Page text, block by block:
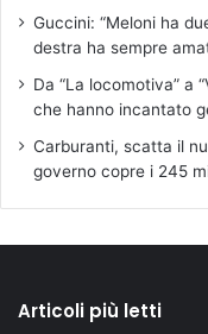
Guccini: “Meloni ha
destra ha sempre
Da “La locomotiva” a
che hanno incantato
Carburanti, scatta il
governo copre i 245
Articoli più letti